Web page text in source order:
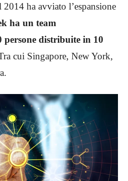
ha avviato l’espansione
ha un team
distribuite in 10
cui Singapore, New York,